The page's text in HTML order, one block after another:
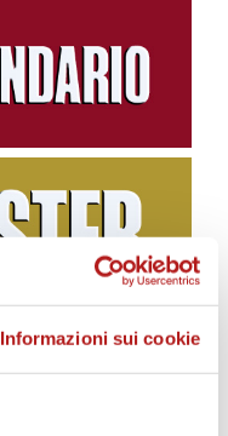
Informazioni sui cookie